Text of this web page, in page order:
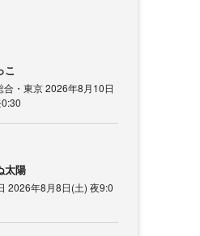
こ
合・東京 2026年8月10日
太陽
2026年8月8日(土) 夜9:0